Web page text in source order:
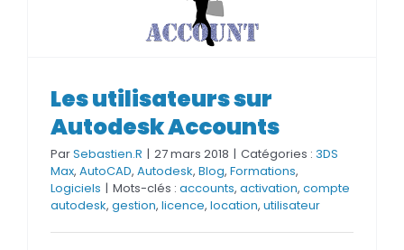
Les utilisateurs sur Autodesk
Accounts
Les utilisateurs sur
Autodesk Accounts
ParSebastien.R | 27 mars 2018 | Catégories : 3DS
Max, AutoCAD, Autodesk, Blog, Formations,
Logiciels | Mots-clés : accounts, activation, compte
autodesk, gestion, licence, location, utilisateur